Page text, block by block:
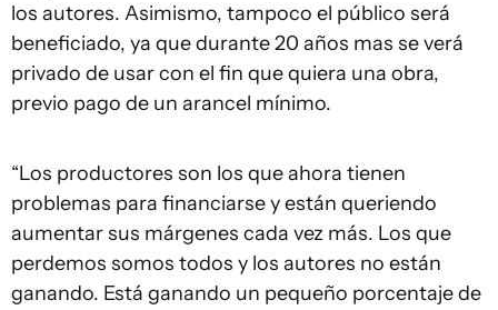
los autores. Asimismo, tampoco el público será
beneficiado, ya que durante 20 años mas se verá
privado de usar con el fin que quiera una obra,
previo pago de un arancel mínimo.
“Los productores son los que ahora tienen
problemas para financiarse y están queriendo
aumentar sus márgenes cada vez más. Los que
perdemos somos todos y los autores no están
ganando. Está ganando un pequeño porcentaje de